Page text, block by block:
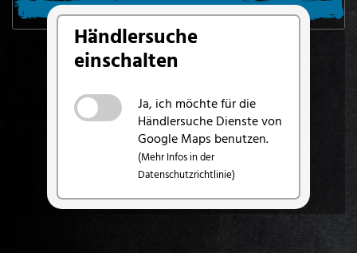
Händlersuche
einschalten
Ja, ich möchte für die
Händlersuche Dienste von
Google Maps benutzen.
(Mehr Infos in der
Datenschutzrichtlinie)
SUCHE VON MEINEM STANDORT AUS